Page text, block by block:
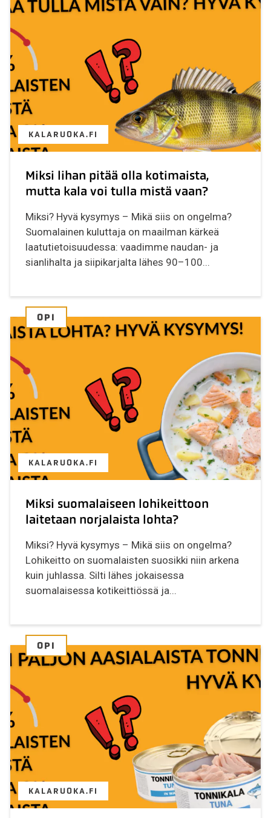
KALARUOKA.FI
Miksi lihan pitää olla kotimaista,
mutta kala voi tulla mistä vaan?
Miksi? Hyvä kysymys – Mikä siis on ongelma?
Suomalainen kuluttaja on maailman kärkeä
laatutietoisuudessa: vaadimme naudan- ja
sianlihalta ja siipikarjalta lähes 90–100...
OPI
KALARUOKA.FI
Miksi suomalaiseen lohikeittoon
laitetaan norjalaista lohta?
Miksi? Hyvä kysymys – Mikä siis on ongelma?
Lohikeitto on suomalaisten suosikki niin arkena
kuin juhlassa. Silti lähes jokaisessa
suomalaisessa kotikeittiössä ja...
OPI
KALARUOKA.FI